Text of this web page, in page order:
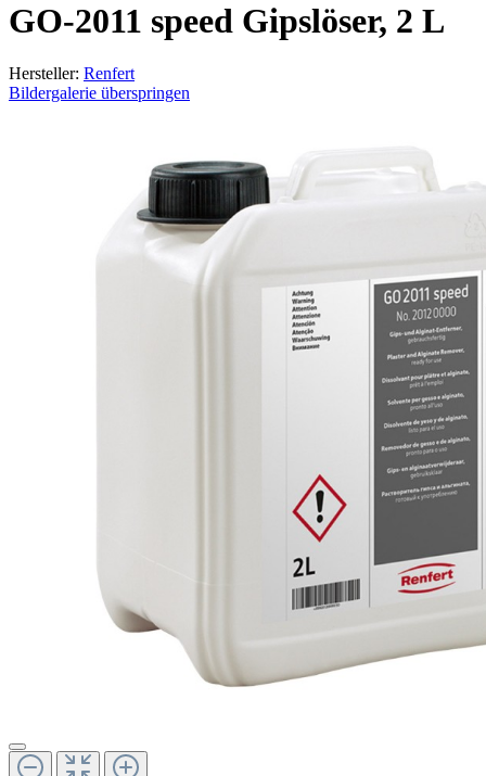
GO-2011 speed Gipslöser, 2 L
Hersteller: Renfert
Bildergalerie überspringen